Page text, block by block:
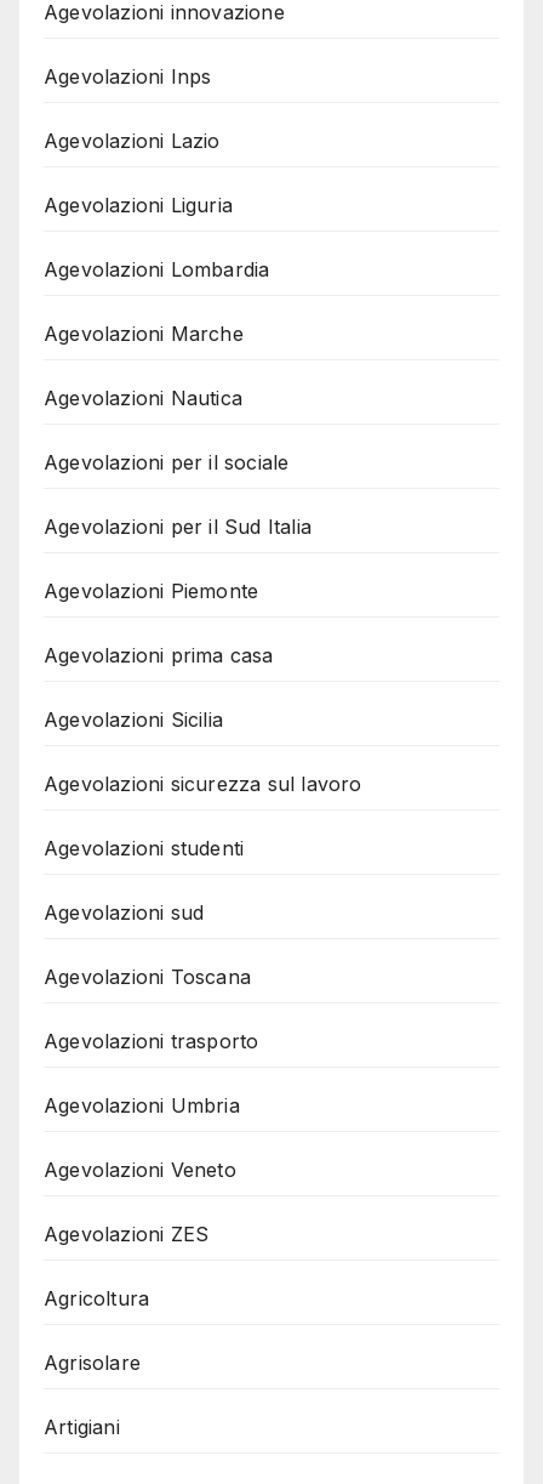
Agevolazioni innovazione
Agevolazioni Inps
Agevolazioni Lazio
Agevolazioni Liguria
Agevolazioni Lombardia
Agevolazioni Marche
Agevolazioni Nautica
Agevolazioni per il sociale
Agevolazioni per il Sud Italia
Agevolazioni Piemonte
Agevolazioni prima casa
Agevolazioni Sicilia
Agevolazioni sicurezza sul lavoro
Agevolazioni studenti
Agevolazioni sud
Agevolazioni Toscana
Agevolazioni trasporto
Agevolazioni Umbria
Agevolazioni Veneto
Agevolazioni ZES
Agricoltura
Agrisolare
Artigiani